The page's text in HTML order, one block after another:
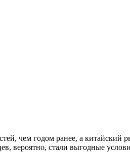
чем годом ранее, а китайский
вероятно, стали выгодные